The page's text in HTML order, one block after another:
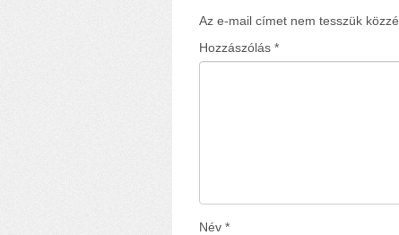
Az e-mail címet nem tesszük közzé.
Hozzászólás *
Név *